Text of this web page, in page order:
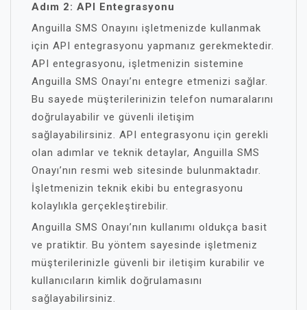
Adım 2: API Entegrasyonu
Anguilla SMS Onayını işletmenizde kullanmak
için API entegrasyonu yapmanız gerekmektedir.
API entegrasyonu, işletmenizin sistemine
Anguilla SMS Onayı’nı entegre etmenizi sağlar.
Bu sayede müşterilerinizin telefon numaralarını
doğrulayabilir ve güvenli iletişim
sağlayabilirsiniz. API entegrasyonu için gerekli
olan adımlar ve teknik detaylar, Anguilla SMS
Onayı’nın resmi web sitesinde bulunmaktadır.
İşletmenizin teknik ekibi bu entegrasyonu
kolaylıkla gerçekleştirebilir.
Anguilla SMS Onayı’nın kullanımı oldukça basit
ve pratiktir. Bu yöntem sayesinde işletmeniz
müşterilerinizle güvenli bir iletişim kurabilir ve
kullanıcıların kimlik doğrulamasını
sağlayabilirsiniz.